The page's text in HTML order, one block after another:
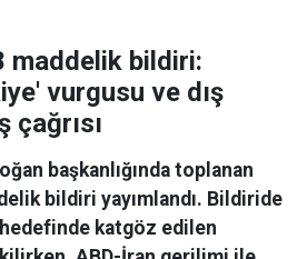
maddelik bildiri:
vurgusu ve dış
çağrısı
başkanlığında toplanan
bildiri yayımlandı. Bildiride
katgöz edilen